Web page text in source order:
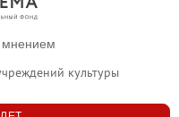
мнением
культуры